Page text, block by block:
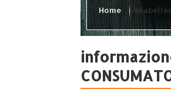
Home